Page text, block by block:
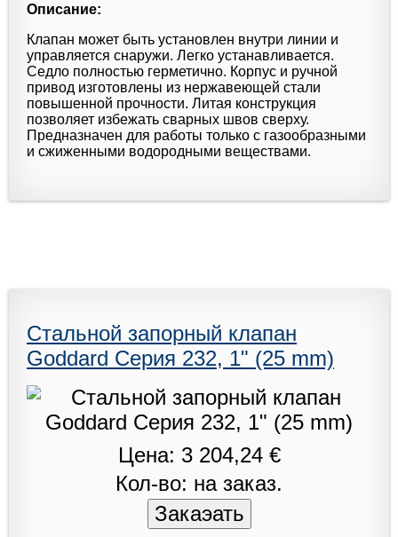
Описание:
Клапан может быть установлен внутри линии и
управляется снаружи. Легко устанавливается.
Седло полностью герметично. Корпус и ручной
привод изготовлены из нержавеющей стали
повышенной прочности. Литая конструкция
позволяет избежать сварных швов сверху.
Предназначен для работы только с газообразными
и сжиженными водородными веществами.
Стальной запорный клапан
Goddard Серия 232, 1" (25 mm)
Цена: 3 204,24 €
Кол-во: на заказ.